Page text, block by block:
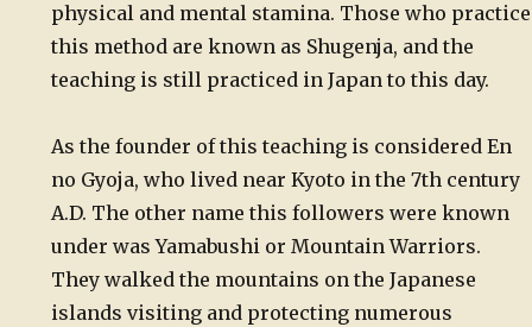
physical and mental stamina. Those who practice
this method are known as Shugenja, and the
teaching is still practiced in Japan to this day.
As the founder of this teaching is considered En
no Gyoja, who lived near Kyoto in the 7th century
A.D. The other name this followers were known
under was Yamabushi or Mountain Warriors.
They walked the mountains on the Japanese
islands visiting and protecting numerous